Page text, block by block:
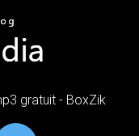
gratuit - BoxZik